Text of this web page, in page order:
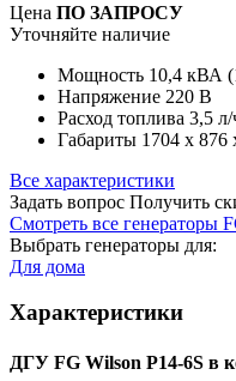
Цена ПО ЗАПРОСУ
Уточняйте наличие
Мощность 10,4 кВА
Напряжение 220 В
Расход топлива 3,5 л/
Габариты 1704 x 876
Все характеристики
Задать вопрос Получить
Смотреть все генераторы
Выбрать генераторы для:
Для дома
Характеристики
ДГУ FG Wilson P14-6S в